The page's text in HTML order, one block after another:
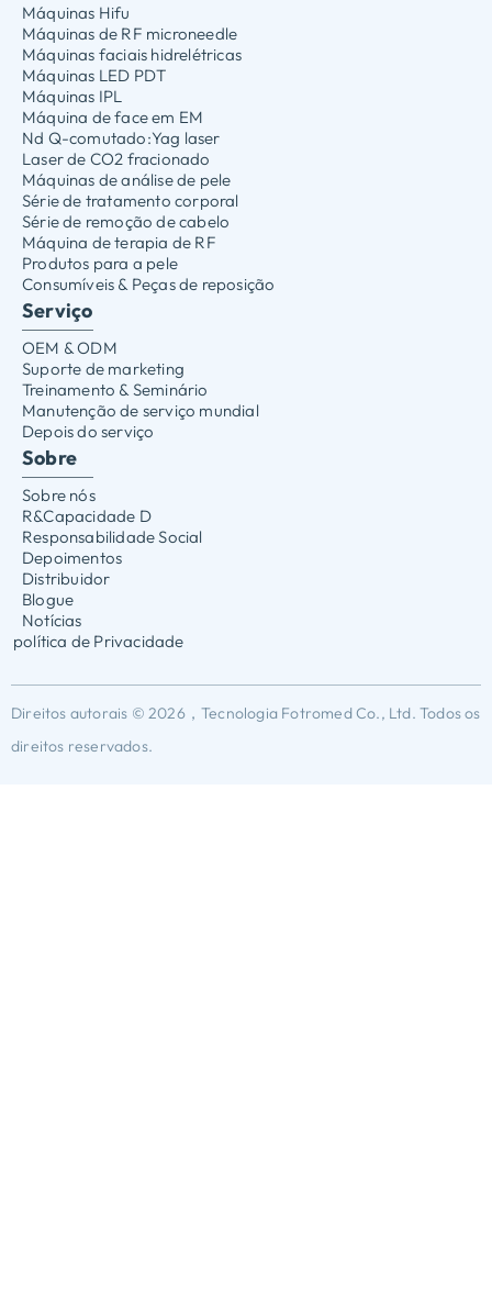
Máquinas Hifu
Máquinas de RF microneedle
Máquinas faciais hidrelétricas
Máquinas LED PDT
Máquinas IPL
Máquina de face em EM
Nd Q-comutado:Yag laser
Laser de CO2 fracionado
Máquinas de análise de pele
Série de tratamento corporal
Série de remoção de cabelo
Máquina de terapia de RF
Produtos para a pele
Consumíveis & Peças de reposição
Serviço
OEM & ODM
Suporte de marketing
Treinamento & Seminário
Manutenção de serviço mundial
Depois do serviço
Sobre
Sobre nós
R&Capacidade D
Responsabilidade Social
Depoimentos
Distribuidor
Blogue
Notícias
política de Privacidade
Direitos autorais © 2026，Tecnologia Fotromed Co., Ltd. Todos os
direitos reservados.